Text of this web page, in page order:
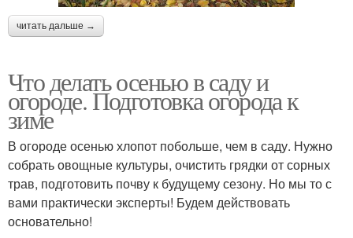
читать дальше →
Что делать осенью в саду и
огороде. Подготовка огорода к
зиме
В огороде осенью хлопот побольше, чем в саду. Нужно
собрать овощные культуры, очистить грядки от сорных
трав, подготовить почву к будущему сезону. Но мы то с
вами практически эксперты! Будем действовать
основательно!